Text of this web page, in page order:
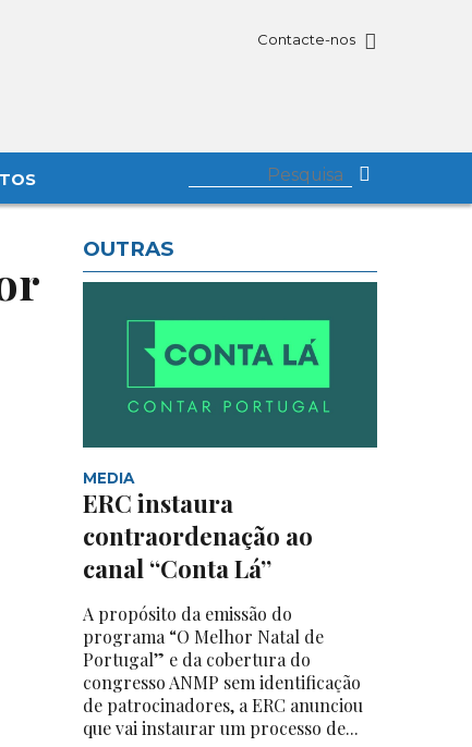
Contacte-nos
OUTRAS
MEDIA
ERC instaura
contraordenação ao
canal “Conta Lá”
A propósito da emissão do
programa “O Melhor Natal de
Portugal” e da cobertura do
congresso ANMP sem identificação
de patrocinadores, a ERC anunciou
que vai instaurar um processo de...